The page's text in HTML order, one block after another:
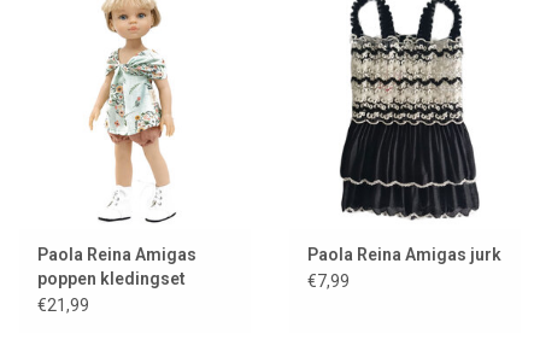
Paola Reina Amigas
poppen kledingset
Roxana
€21,99
Paola Reina Amigas jurk
€7,99